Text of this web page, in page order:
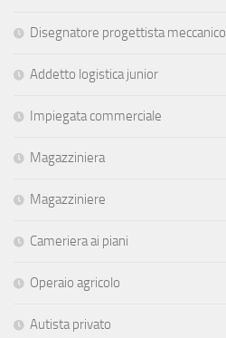
Disegnatore progettista meccanico
Addetto logistica junior
Impiegata commerciale
Magazziniera
Magazziniere
Cameriera ai piani
Operaio agricolo
Autista privato